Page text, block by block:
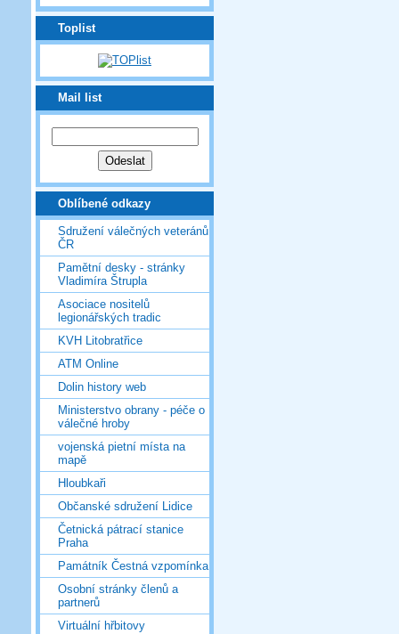
Toplist
Mail list
Oblíbené odkazy
Sdružení válečných veteránů
ČR
Pamětní desky - stránky
Vladimíra Štrupla
Asociace nositelů
legionářských tradic
KVH Litobratřice
ATM Online
Dolin history web
Ministerstvo obrany - péče o
válečné hroby
vojenská pietní místa na
mapě
Hloubkaři
Občanské sdružení Lidice
Četnická pátrací stanice
Praha
Památník Čestná vzpomínka
Osobní stránky členů a
partnerů
Virtuální hřbitovy